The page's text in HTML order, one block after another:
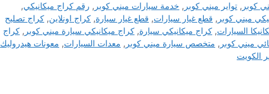
كوبر , تواير ميني كوبر , خدمة سيارات ميني كوبر , رقم كراج ميكانيكي,
ميني كوبر , قطع غيار سيارات, قطع غيار سيارة, كراج اونلاين, كراج تصليح
السيارات, كراج ميكانيكي سيارة, كراج ميكانيكي سيارة ميني كوبر , كراج
ميني كوبر , متخصص سيارة ميني كوبر , معدات السيارات, معونات هيدروليك
الكويت